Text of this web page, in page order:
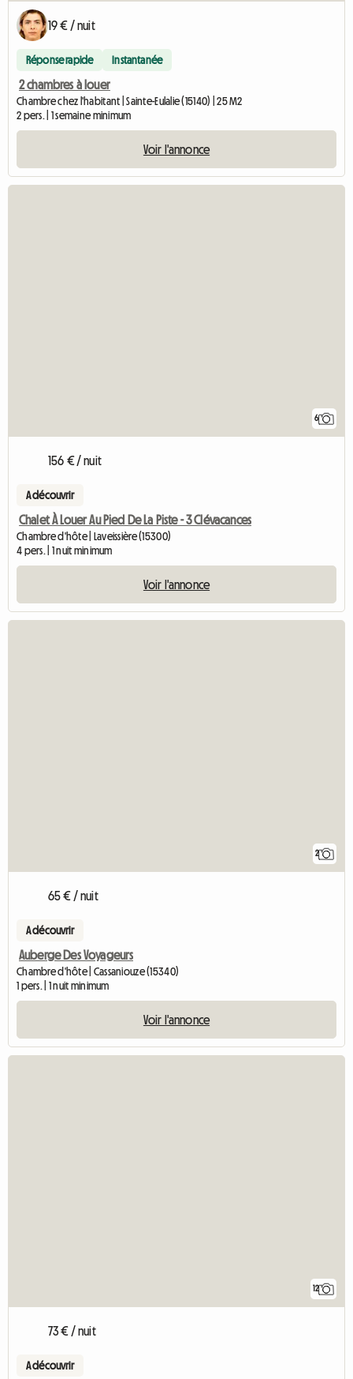
19 € / nuit
Réponse rapide Instantanée
2 chambres à louer
Chambre chez l'habitant | Sainte-Eulalie (15140) | 25 M2
2 pers. | 1 semaine minimum
Voir l'annonce
6
156 € / nuit
A découvrir
Chalet À Louer Au Pied De La Piste - 3 Clévacances
Chambre d'hôte | Laveissière (15300)
4 pers. | 1 nuit minimum
Voir l'annonce
2
65 € / nuit
A découvrir
Auberge Des Voyageurs
Chambre d'hôte | Cassaniouze (15340)
1 pers. | 1 nuit minimum
Voir l'annonce
12
73 € / nuit
A découvrir